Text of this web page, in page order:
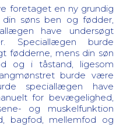
foretaget en ny grundig
din søns ben og fødder,
have undersøgt
Speciallægen burde
fødderne, mens din søn
og i tåstand, ligesom
burde være
speciallægen have
for bevægelighed,
og muskelfunktion
bagfod, mellemfod og